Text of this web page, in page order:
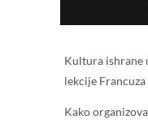
Kultura ishrane
lekcije
Kako